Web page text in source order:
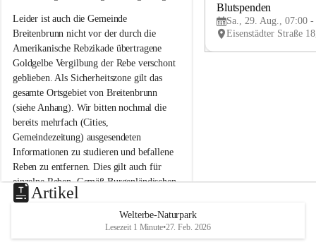
i
t
e
n
b
r
u
n
n
a
m
N
e
u
s
d
Leider ist auch die Gemeinde
Breitenbrunn nicht vor der durch die
Amerikanische Rebzikade übertragene
Goldgelbe Vergilbung der Rebe verschont
geblieben. Als Sicherheitszone gilt das
gesamte Ortsgebiet von Breitenbrunn
(siehe Anhang). Wir bitten nochmal die
bereits mehrfach (Cities,
Gemeindezeitung) ausgesendeten
Informationen zu studieren und befallene
Reben zu entfernen. Dies gilt auch für
einzelne Reben. Gemäß Burgenländischen
Weinbaugesetz sind nicht gepflegte oder
unzulässige Weingärten zu roden! Bitte
helfen wir zusammen um unsere Winzer
vor den prognostizierten Ernteausfällen
e
u
e
d
Blutspenden
Sa., 29. Aug., 07:00 -
Artikel
Welterbe-Naturpark
Lesezeit 1 Minute•27. Feb. 2026